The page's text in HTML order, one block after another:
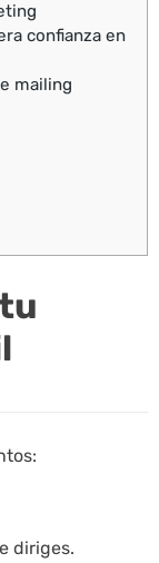
confianza en
mailing
diriges.